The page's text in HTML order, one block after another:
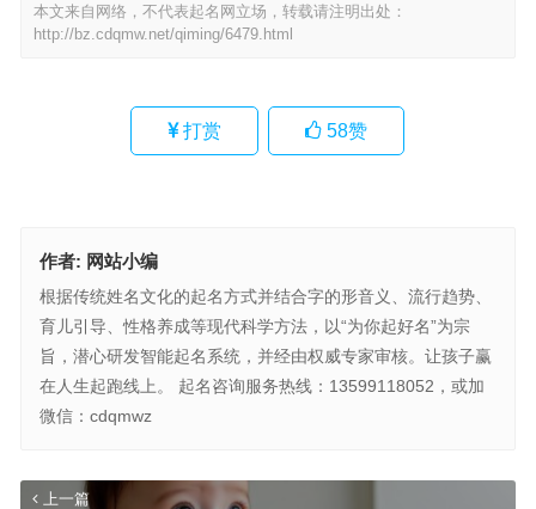
本文来自网络，不代表起名网立场，转载请注明出处：
http://bz.cdqmw.net/qiming/6479.html
打赏 58赞
作者: 网站小编
根据传统姓名文化的起名方式并结合字的形音义、流行趋势、
育儿引导、性格养成等现代科学方法，以“为你起好名”为宗
旨，潜心研发智能起名系统，并经由权威专家审核。让孩子赢
在人生起跑线上。 起名咨询服务热线：13599118052，或加
微信：cdqmwz
上一篇